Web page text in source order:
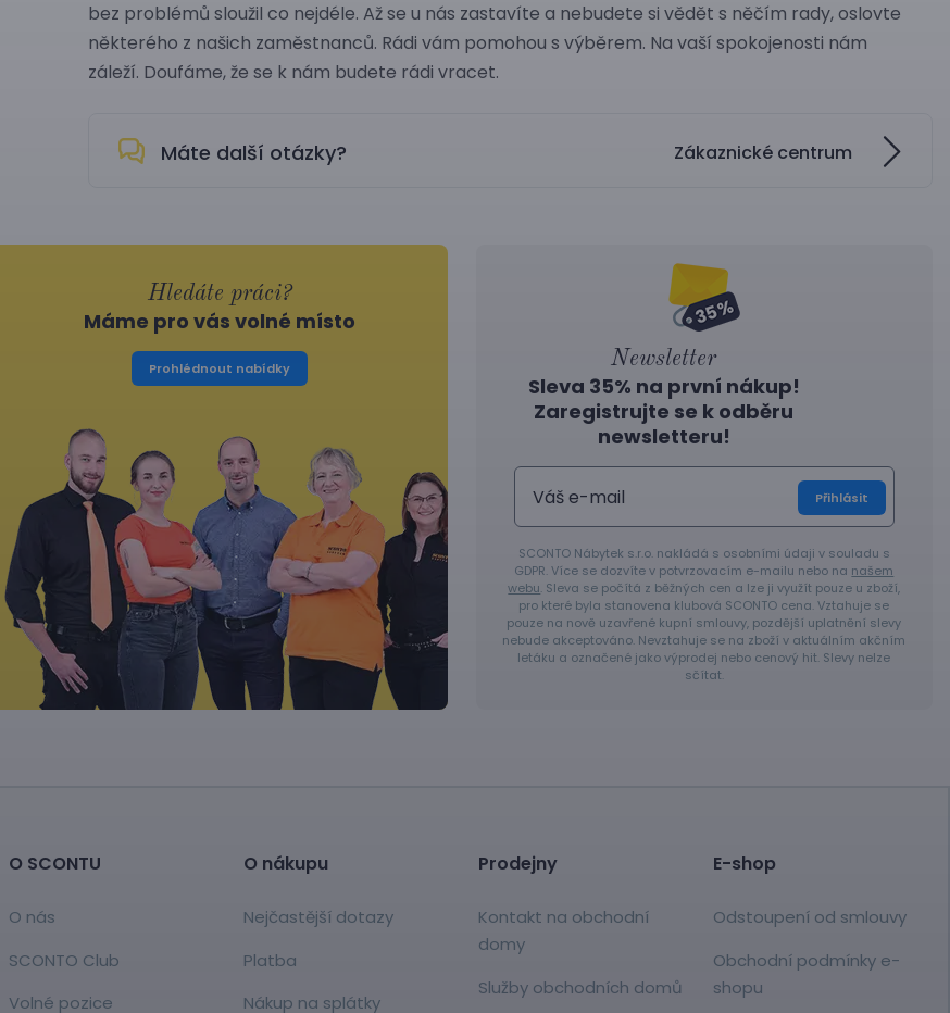
bez problémů sloužil co nejdéle. Až se u nás zastavíte a nebudete si vědět s něčím rady, oslovte
některého z našich zaměstnanců. Rádi vám pomohou s výběrem. Na vaší spokojenosti nám
záleží. Doufáme, že se k nám budete rádi vracet.
Máte další otázky? Zákaznické centrum
Hledáte práci?
Máme pro vás volné místo
Prohlédnout nabídky Newsletter
Sleva 35% na první nákup!
Zaregistrujte se k odběru
newsletteru!
Přihlásit
SCONTO Nábytek s.r.o. nakládá s osobními údaji v souladu s
GDPR. Více se dozvíte v potvrzovacím e-mailu nebo na našem
webu. Sleva se počítá z běžných cen a lze ji využít pouze u zboží,
pro které byla stanovena klubová SCONTO cena. Vztahuje se
pouze na nově uzavřené kupní smlouvy, pozdější uplatnění slevy
nebude akceptováno. Nevztahuje se na zboží v aktuálním akčním
letáku a označené jako výprodej nebo cenový hit. Slevy nelze
sčítat.
O SCONTU
O nás
SCONTO Club
Volné pozice
O nákupu
Nejčastější dotazy
Platba
Nákup na splátky
Prodejny
Kontakt na obchodní
domy
Služby obchodních domů
E-shop
Odstoupení od smlouvy
Obchodní podmínky e-
shopu